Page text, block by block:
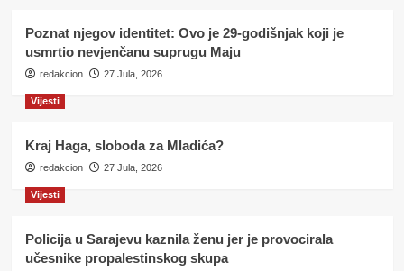
Poznat njegov identitet: Ovo je 29-godišnjak koji je
usmrtio nevjenčanu suprugu Maju
redakcion 27 Jula, 2026
Vijesti
Kraj Haga, sloboda za Mladića?
redakcion 27 Jula, 2026
Vijesti
Policija u Sarajevu kaznila ženu jer je provocirala
učesnike propalestinskog skupa